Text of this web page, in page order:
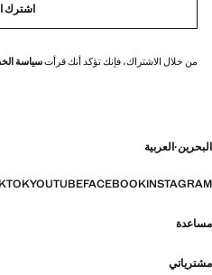
اشترك
من خلال الاشتراك، فإنك تؤكد أنك قرأتسياسة
البحرين·العربية
INSTAGRAM
FACEBOOK
YOUTUBE
مساعدة
مشترياتي